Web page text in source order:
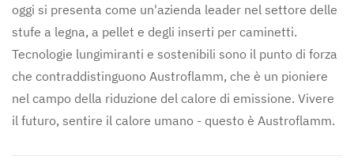
oggi si presenta come un'azienda leader nel settore delle
stufe a legna, a pellet e degli inserti per caminetti.
Tecnologie lungimiranti e sostenibili sono il punto di forza
che contraddistinguono Austroflamm, che è un pioniere
nel campo della riduzione del calore di emissione. Vivere
il futuro, sentire il calore umano - questo è Austroflamm.